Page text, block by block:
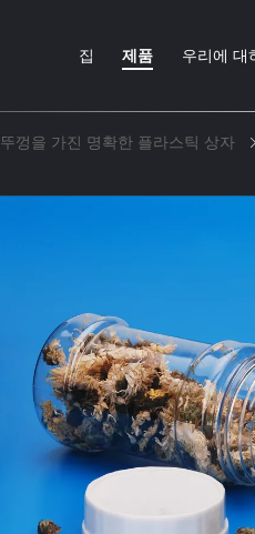
집 제품 우리에 대
뚜껑을 가진 명확한 플라스틱 상자